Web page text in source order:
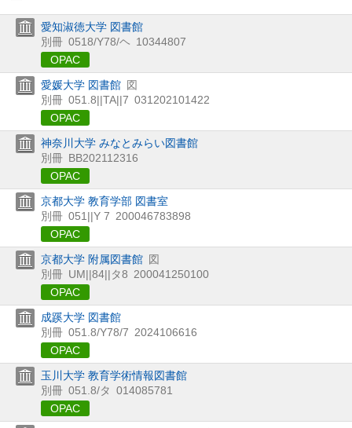
愛知淑徳大学 図書館
別冊 0518/Y78/ヘ 10344807
OPAC
愛媛大学 図書館 図
別冊 051.8||TA||7 031202101422
OPAC
神奈川大学 みなとみらい図書館
別冊 BB202112316
OPAC
京都大学 教育学部 図書室
別冊 051||Y 7 200046783898
OPAC
京都大学 附属図書館 図
別冊 UM||84||タ8 200041250100
OPAC
成蹊大学 図書館
別冊 051.8/Y78/7 2024106616
OPAC
玉川大学 教育学術情報図書館
別冊 051.8/タ 014085781
OPAC